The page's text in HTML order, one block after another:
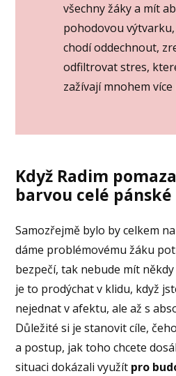
všechny žáky a mít
pohodovou výtvarku,
chodí oddechnout,
odfiltrovat stres,
zažívají mnohem více
Když Radim
barvou celé
Samozřejmě bylo by celkem
dáme problémovému žáku
bezpečí, tak nebude mít
je to prodýchat v klidu, když
nejednat v afektu, ale až s
Důležité si je stanovit cíle,
a postup, jak toho chcete
situaci dokázali využít pro